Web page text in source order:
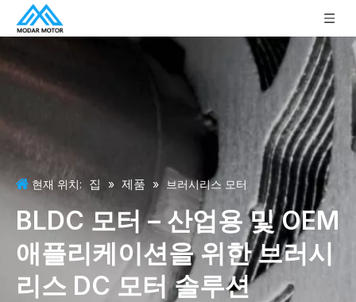
현재 위치: 집 » 제품 » 브러시리스 모터
BLDC 모터 – 산업용 및 OEM
애플리케이션을 위한 브러시
리스 DC 모터 솔루션